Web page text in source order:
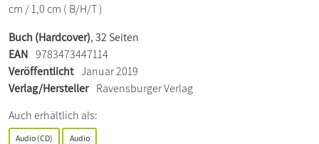
cm / 1,0 cm ( B/H/T )
Buch (Hardcover), 32 Seiten
EAN 9783473447114
Veröffentlicht Januar 2019
Verlag/Hersteller Ravensburger Verlag
Auch erhältlich als:
Audio (CD)
Audio